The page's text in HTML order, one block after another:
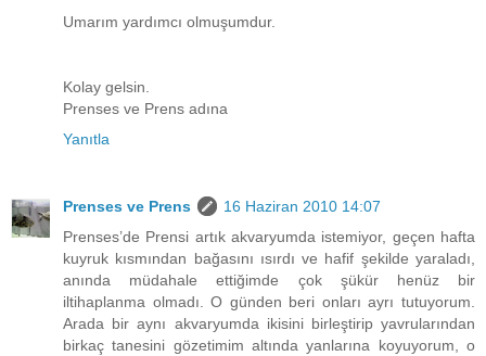
Umarım yardımcı olmuşumdur.
Kolay gelsin.
Prenses ve Prens adına
Yanıtla
Prenses ve Prens
16 Haziran 2010 14:07
Prenses’de Prensi artık akvaryumda istemiyor, geçen hafta
kuyruk kısmından bağasını ısırdı ve hafif şekilde yaraladı,
anında müdahale ettiğimde çok şükür henüz bir
iltihaplanma olmadı. O günden beri onları ayrı tutuyorum.
Arada bir aynı akvaryumda ikisini birleştirip yavrularından
birkaç tanesini gözetimim altında yanlarına koyuyorum, o